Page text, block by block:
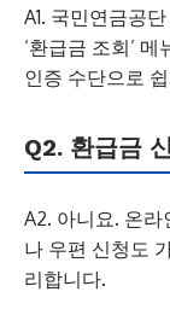
A1. 국민연금공
‘환급금 조회’
인증 수단으로
Q2. 환급금
A2. 아니요. 온
나 우편 신청도
리합니다.